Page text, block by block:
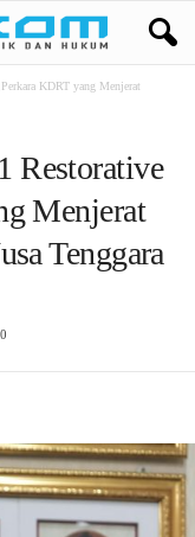
KDRT yang Menjerat
Restorative
Menjerat
Tenggara
0